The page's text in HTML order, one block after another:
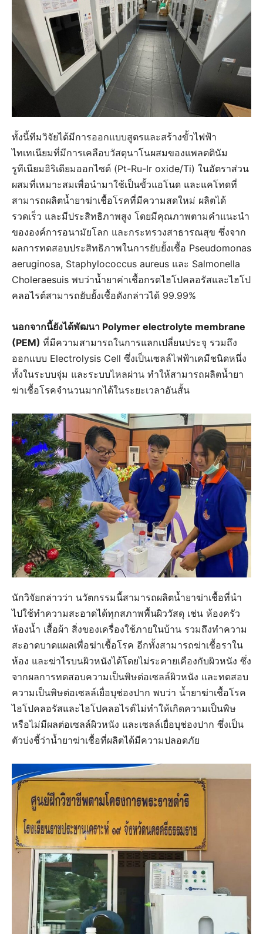
ทั้งนี้ทีมวิจัยได้มีการออกแบบสูตรและสร้างขั้วไฟฟ้า
ไทเทเนียมที่มีการเคลือบวัสดุนาโนผสมของแพลตตินัม
รูทีเนียมอิริเดียมออกไซด์ (Pt-Ru-Ir oxide/Ti) ในอัตราส่วน
ผสมที่เหมาะสมเพื่อนำมาใช้เป็นขั้วแอโนด และแคโทดที่
สามารถผลิตน้ำยาฆ่าเชื้อโรคที่มีความสดใหม่ ผลิตได้
รวดเร็ว และมีประสิทธิภาพสูง โดยมีคุณภาพตามคำแนะนำ
ขององค์การอนามัยโลก และกระทรวงสาธารณสุข ซึ่งจาก
ผลการทดสอบประสิทธิภาพในการยับยั้งเชื้อ Pseudomonas
aeruginosa, Staphylococcus aureus และ Salmonella
Choleraesuis พบว่าน้ำยาค่าเชื้อกรดไฮโปคลอรัสและไฮโป
คลอไรต์สามารถยับยั้งเชื้อดังกล่าวได้ 99.99%
นอกจากนี้ยังได้พัฒนา Polymer electrolyte membrane
(PEM) ที่มีความสามารถในการแลกเปลี่ยนประจุ รวมถึง
ออกแบบ Electrolysis Cell ซึ่งเป็นเซลล์ไฟฟ้าเคมีชนิดหนึ่ง
ทั้งในระบบจุ่ม และระบบไหลผ่าน ทำให้สามารถผลิตน้ำยา
ฆ่าเชื้อโรคจำนวนมากได้ในระยะเวลาอันสั้น
นักวิจัยกล่าวว่า นวัตกรรมนี้สามารถผลิตน้ำยาฆ่าเชื้อที่นำ
ไปใช้ทำความสะอาดได้ทุกสภาพพื้นผิววัสดุ เช่น ห้องครัว
ห้องน้ำ เสื้อผ้า สิ่งของเครื่องใช้ภายในบ้าน รวมถึงทำความ
สะอาดบาดแผลเพื่อฆ่าเชื้อโรค อีกทั้งสามารถฆ่าเชื้อราใน
ห้อง และฆ่าไรบนผิวหนังได้โดยไม่ระคายเคืองกับผิวหนัง ซึ่ง
จากผลการทดสอบความเป็นพิษต่อเซลล์ผิวหนัง และทดสอบ
ความเป็นพิษต่อเซลล์เยื่อบุช่องปาก พบว่า น้ำยาฆ่าเชื้อโรค
ไฮโปคลอรัสและไฮโปคลอไรต์ไม่ทำให้เกิดความเป็นพิษ
หรือไม่มีผลต่อเซลล์ผิวหนัง และเซลล์เยื่อบุช่องปาก ซึ่งเป็น
ตัวบ่งชี้ว่าน้ำยาฆ่าเชื้อที่ผลิตได้มีความปลอดภัย